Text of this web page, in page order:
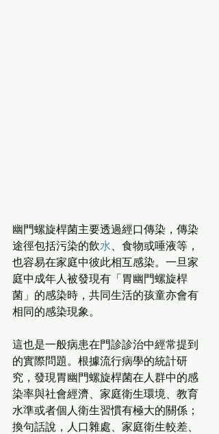
幽門螺旋桿菌主要透過經口傳染，傳染
途徑包括污染的飲水 、食物或唾液等，
也容易在家庭中彼此相互感染。 一旦家
庭中成年人被發現有「胃幽門螺旋桿
菌」的感染時，共同生活的孩童亦會有
相同的感染現象。
這也是一般病患在門診診治中經常提到
的實際問題。根據流行病學的統計研
究，發現胃幽門螺旋桿菌在人群中的感
染率與社會經濟、家庭衛生環境、教育
水準或者個人衛生習慣有極大的關係；
換句話說，人口雜處、家庭衛生較差、